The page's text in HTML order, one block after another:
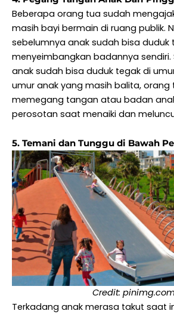
Beberapa orang tua sudah
masih bayi bermain di ruang publik.
sebelumnya anak sudah bisa
menyeimbangkan badannya sendiri.
anak sudah bisa duduk tegak di
umur anak yang masih balita,
memegang tangan atau badan
perosotan saat menaiki dan
5. Temani dan Tunggu di Bawah
Credit: pinimg.com
Terkadang anak merasa takut saat